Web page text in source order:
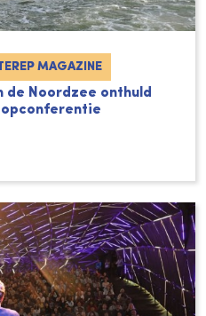
MAGAZINE
de Noordzee onthuld